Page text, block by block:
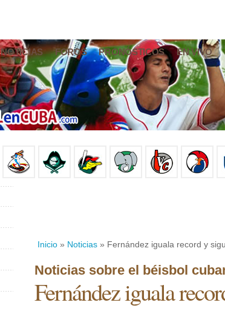
NOTICIAS FOROS PRONÓSTICOS EN VIVO
Inicio » Noticias » Fernández iguala record y
Noticias sobre el béisbol
Fernández iguala